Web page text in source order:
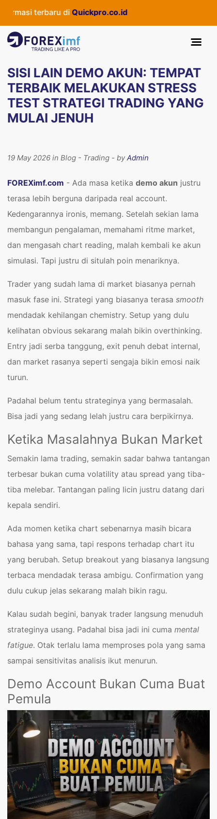
terbaru diQuickpro.co.id
SISI LAIN DEMO AKUN: TEMPAT
TERBAIK MELAKUKAN STRESS
TEST STRATEGI TRADING YANG
MULAI JENUH
19 May 2026 in Blog - Trading - byAdmin
FOREXimf.com - Ada masa ketika demo akun justru
terasa lebih berguna daripada real account.
Kedengarannya ironis, memang. Setelah sekian lama
membangun pengalaman, memahami ritme market,
dan mengasah chart reading, malah kembali ke akun
simulasi. Tapi justru di situlah poin menariknya.
Trader yang sudah lama di market biasanya pernah
masuk fase ini. Strategi yang biasanya terasa smooth
mendadak kehilangan chemistry. Setup yang dulu
kelihatan obvious sekarang malah bikin overthinking.
Entry jadi serba tanggung, exit penuh debat internal,
dan market rasanya seperti sengaja bikin emosi naik
turun.
Padahal belum tentu strateginya yang bermasalah.
Bisa jadi yang sedang lelah justru cara berpikirnya.
Ketika Masalahnya Bukan Market
Semakin lama trading, semakin sadar bahwa tantangan
terbesar bukan cuma volatility atau spread yang tiba-
tiba melebar. Tantangan paling licin justru datang dari
kepala sendiri.
Ada momen ketika chart sebenarnya masih bicara
bahasa yang sama, tapi respons terhadap chart itu
yang berubah. Setup breakout yang biasanya langsung
terbaca mendadak terasa ambigu. Confirmation yang
dulu cukup jelas sekarang malah bikin ragu.
Kalau sudah begini, banyak trader langsung menuduh
strateginya usang. Padahal bisa jadi ini cuma mental
fatigue. Otak terlalu lama memproses pola yang sama
sampai sensitivitas analisis ikut menurun.
Demo Account Bukan Cuma Buat
Pemula